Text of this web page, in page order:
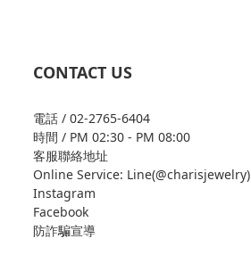
CONTACT US
電話 / 02-2765-6404
時間 / PM 02:30 - PM 08:00
客服聯絡地址
Online Service: Line(@charisjewelry)
Instagram
Facebook
防詐騙宣導